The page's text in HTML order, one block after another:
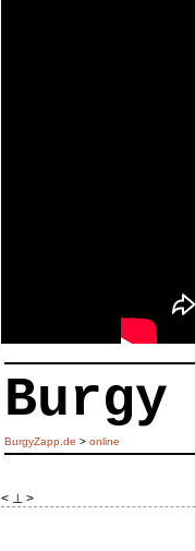
Burgy
BurgyZapp.de > online
< ⊥ >